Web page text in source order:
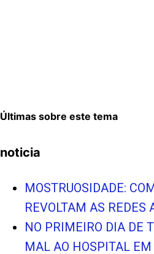
Últimas sobre este tema
noticia
MOSTRUOSIDADE:
REVOLTAM AS REDES
NO PRIMEIRO DIA DE
MAL AO HOSPITAL EM